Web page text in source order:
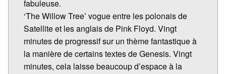
fabuleuse.
‘The Willow Tree’ vogue entre les polonais de
Satellite et les anglais de Pink Floyd. Vingt
minutes de progressif sur un thème fantastique à
la manière de certains textes de Genesis. Vingt
minutes, cela laisse beaucoup d’espace à la